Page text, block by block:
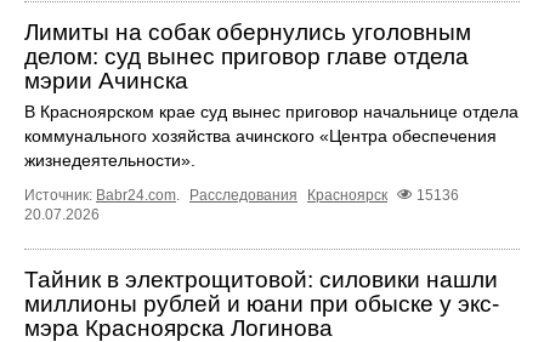
Лимиты на собак обернулись уголовным
делом: суд вынес приговор главе отдела
мэрии Ачинска
В Красноярском крае суд вынес приговор начальнице отдела
коммунального хозяйства ачинского «Центра обеспечения
жизнедеятельности».
Источник: Babr24.com Расследования Красноярск
15136
20.07.2026
Тайник в электрощитовой: силовики нашли
миллионы рублей и юани при обыске у экс-
мэра Красноярска Логинова